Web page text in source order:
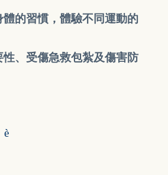
的習慣，體驗不同運動的
、受傷急救包紮及傷害防
è